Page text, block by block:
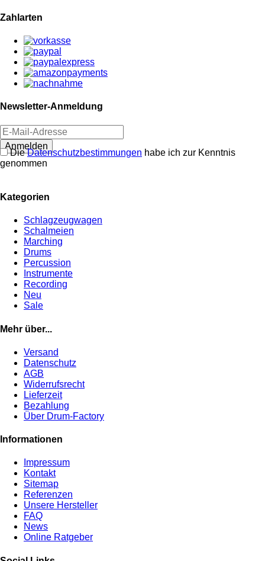
Zahlarten
Newsletter-Anmeldung
Anmelden
DieDatenschutzbestimmungen habe ich zur Kenntnis
genommen
Kategorien
Schlagzeugwagen
Schalmeien
Marching
Drums
Percussion
Instrumente
Recording
Neu
Sale
Mehr über...
Versand
Datenschutz
AGB
Widerrufsrecht
Lieferzeit
Bezahlung
Über Drum-Factory
Informationen
Impressum
Kontakt
Sitemap
Referenzen
Unsere Hersteller
FAQ
News
Online Ratgeber